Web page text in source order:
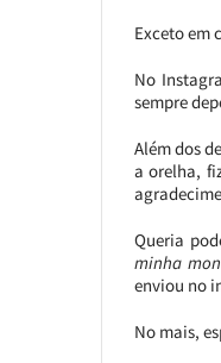
Exceto em
No
sempre
Além dos
a orelha,
Queria
minha
enviou no
No mais,